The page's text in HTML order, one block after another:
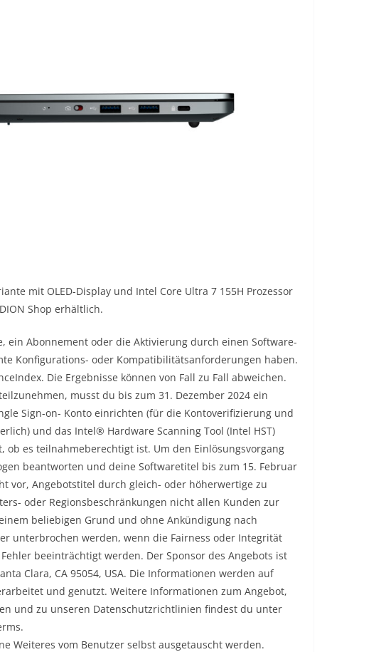
mit OLED-Display und Intel Core Ultra 7 155H Prozessor
Shop erhältlich.
ein Abonnement oder die Aktivierung durch einen Software-
Konfigurations- oder Kompatibilitätsanforderungen haben.
Die Ergebnisse können von Fall zu Fall abweichen.
musst du bis zum 31. Dezember 2024 ein
Sign-on- Konto einrichten (für die Kontoverifizierung und
und das Intel® Hardware Scanning Tool (Intel HST)
es teilnahmeberechtigt ist. Um den Einlösungsvorgang
beantworten und deine Softwaretitel bis zum 15. Februar
vor, Angebotstitel durch gleich- oder höherwertige zu
oder Regionsbeschränkungen nicht allen Kunden zur
beliebigen Grund und ohne Ankündigung nach
unterbrochen werden, wenn die Fairness oder Integrität
beeinträchtigt werden. Der Sponsor des Angebots ist
Clara, CA 95054, USA. Die Informationen werden auf
und genutzt. Weitere Informationen zum Angebot,
und zu unseren Datenschutzrichtlinien findest du unter
Weiteres vom Benutzer selbst ausgetauscht werden.